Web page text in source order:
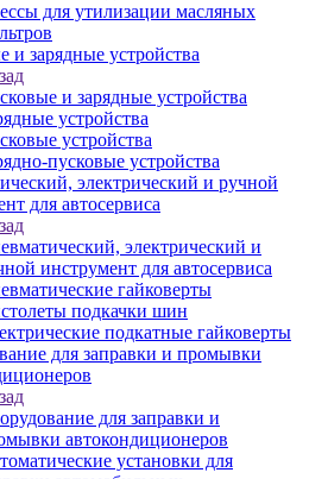
для утилизации масляных
и зарядные устройства
и зарядные устройства
устройства
устройства
пусковые устройства
электрический и ручной
для автосервиса
электрический и
инструмент для автосервиса
гайковерты
подкачки шин
подкатные гайковерты
для заправки и промывки
для заправки и
автокондиционеров
установки для